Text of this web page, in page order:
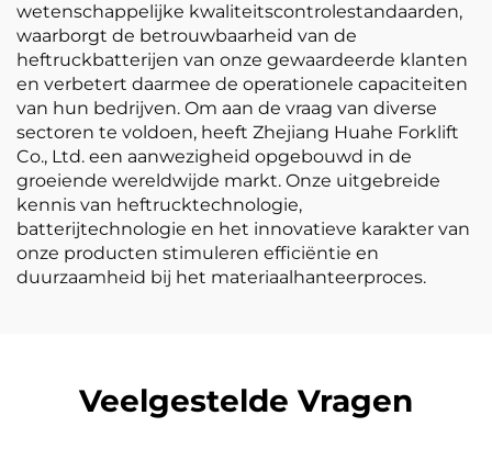
wetenschappelijke kwaliteitscontrolestandaarden,
waarborgt de betrouwbaarheid van de
heftruckbatterijen van onze gewaardeerde klanten
en verbetert daarmee de operationele capaciteiten
van hun bedrijven. Om aan de vraag van diverse
sectoren te voldoen, heeft Zhejiang Huahe Forklift
Co., Ltd. een aanwezigheid opgebouwd in de
groeiende wereldwijde markt. Onze uitgebreide
kennis van heftrucktechnologie,
batterijtechnologie en het innovatieve karakter van
onze producten stimuleren efficiëntie en
duurzaamheid bij het materiaalhanteerproces.
Veelgestelde Vragen